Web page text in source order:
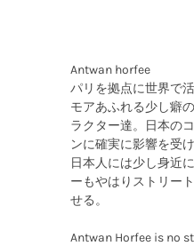
Antwan horfee
パリを拠点に世界で
モアあふれる少し癖
ラクター達。日本の
ンに確実に影響を受
日本人には少し身近
ーもやはりストリー
せる。
Antwan Horfee is no